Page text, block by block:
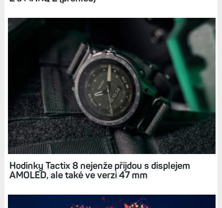
Hodinky odvozené od Fénix 7 a Epix: Čím se liší
Quatix 7, Tactix 7, Descent MK3, Enduro
2 a MARQ 2 (přehled)